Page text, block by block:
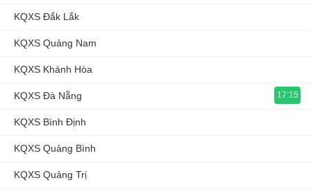
KQXS Đắk Lắk
KQXS Quảng Nam
KQXS Khánh Hòa
KQXS Đà Nẵng 17:15
KQXS Bình Định
KQXS Quảng Bình
KQXS Quảng Trị